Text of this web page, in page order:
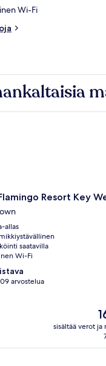
Wi-Fi
Resort Key
allas
saatavilla
Wi-Fi
arvostelua
sisältää verot ja
Resort Key West